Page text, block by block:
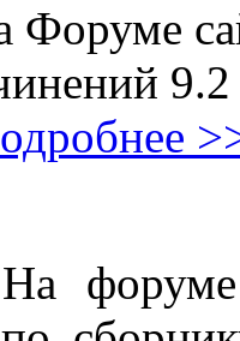
Форуме
форуме